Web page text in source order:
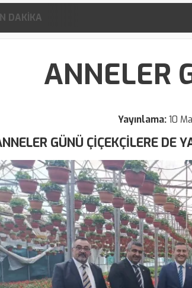
DAKİKA
ANNELER
Yayınlama:10
GÜNÜ ÇİÇEKÇİLERE DE